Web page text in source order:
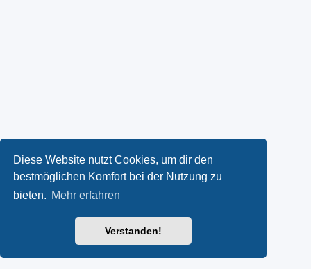
Diese Website nutzt Cookies, um dir den
bestmöglichen Komfort bei der Nutzung zu
bieten. Mehr erfahren
Verstanden!